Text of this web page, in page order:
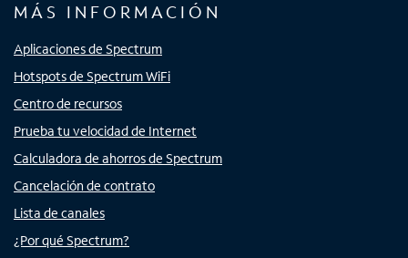
MÁS INFORMACIÓN
Aplicaciones de Spectrum
Hotspots de Spectrum WiFi
Centro de recursos
Prueba tu velocidad de Internet
Calculadora de ahorros de Spectrum
Cancelación de contrato
Lista de canales
¿Por qué Spectrum?